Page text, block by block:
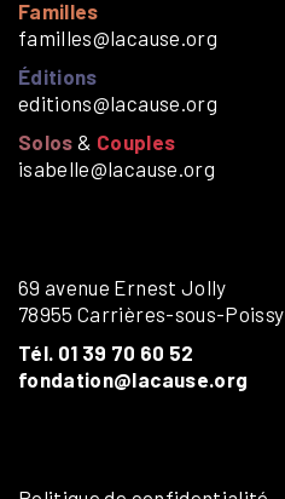
Familles
familles@lacause.org
Éditions
editions@lacause.org
Solos & Couples
isabelle@lacause.org
69 avenue Ernest Jolly
78955 Carrières-sous-Poissy
Tél. 01 39 70 60 52
fondation@lacause.org